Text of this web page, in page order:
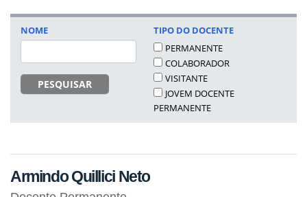
NOME
PESQUISAR
TIPO DO DOCENTE
PERMANENTE
COLABORADOR
VISITANTE
JOVEM DOCENTE
PERMANENTE
Armindo Quillici Neto